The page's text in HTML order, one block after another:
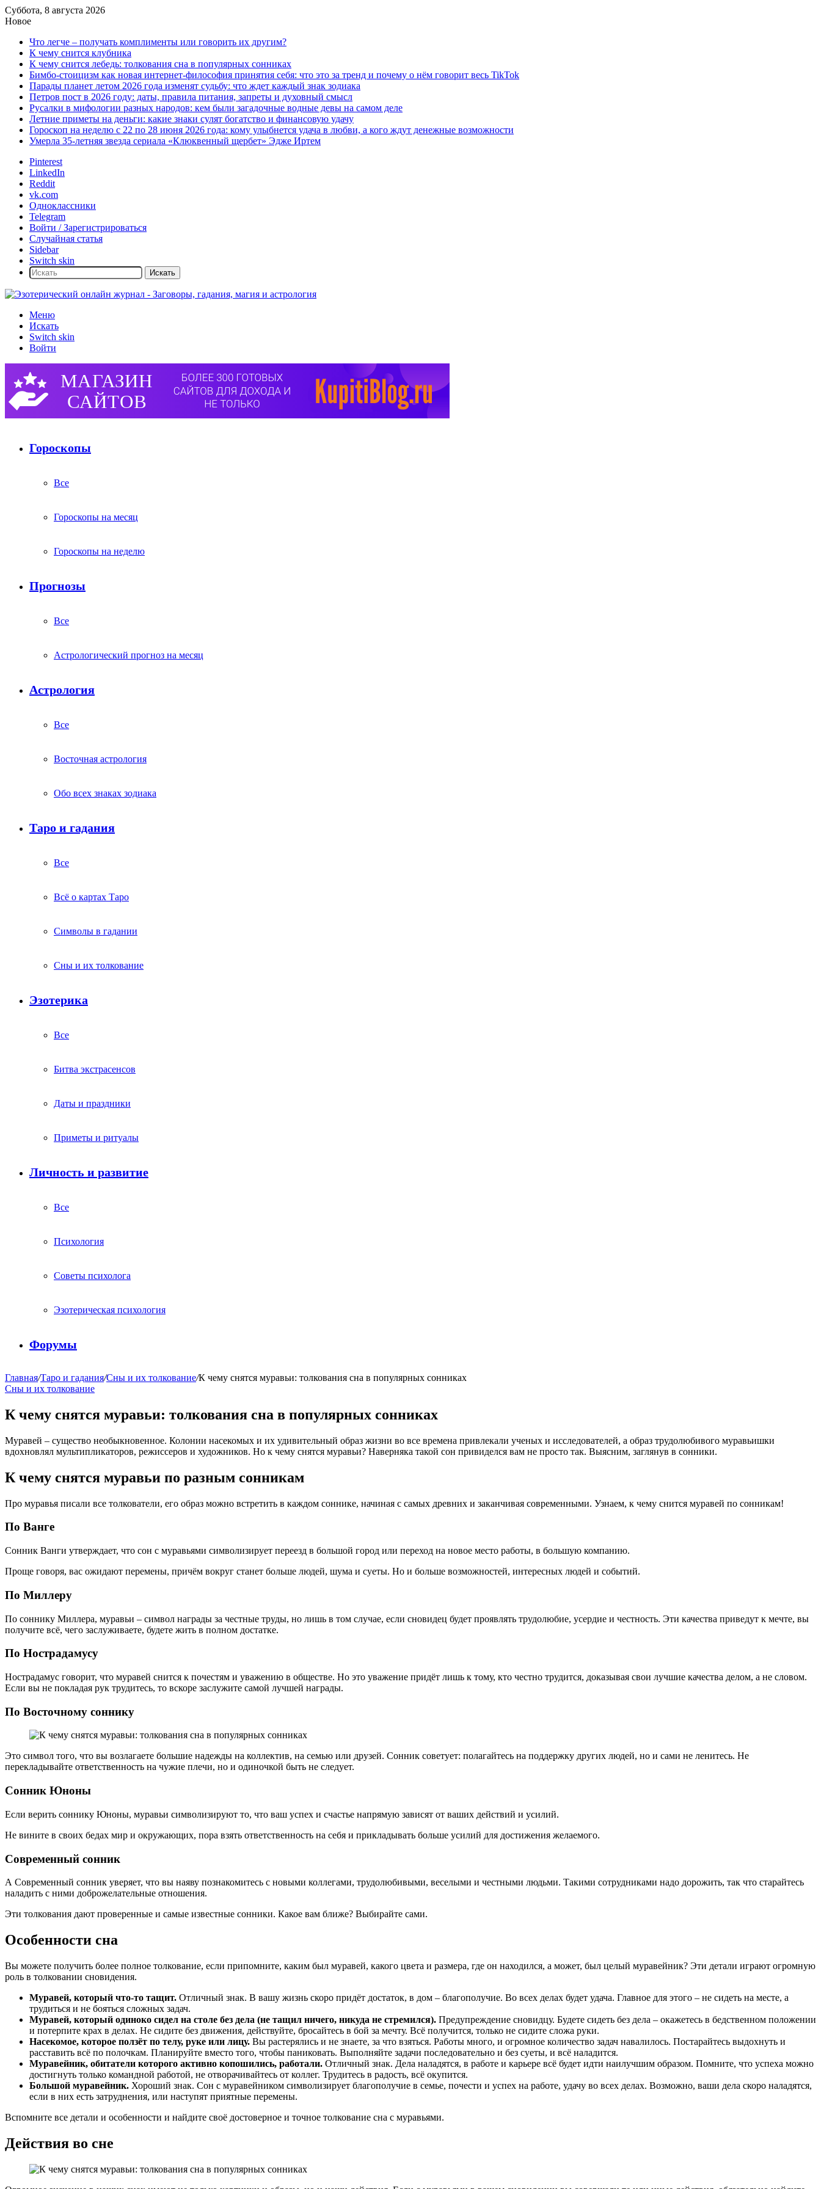
Суббота, 8 августа 2026
Новое
Что легче – получать комплименты или говорить их другим?
К чему снится клубника
К чему снится лебедь: толкования сна в популярных сонниках
Бимбо-стоицизм как новая интернет-философия принятия себя: что это за тренд и почему о нём говорит весь TikTok
Парады планет летом 2026 года изменят судьбу: что ждет каждый знак зодиака
Петров пост в 2026 году: даты, правила питания, запреты и духовный смысл
Русалки в мифологии разных народов: кем были загадочные водные девы на самом деле
Летние приметы на деньги: какие знаки сулят богатство и финансовую удачу
Гороскоп на неделю с 22 по 28 июня 2026 года: кому улыбнется удача в любви, а кого ждут денежные возможности
Умерла 35-летняя звезда сериала «Клюквенный щербет» Эдже Иртем
Pinterest
LinkedIn
Reddit
vk.com
Одноклассники
Telegram
Войти / Зарегистрироваться
Случайная статья
Sidebar
Switch skin
Искать
Меню
Искать
Switch skin
Войти
Гороскопы
Все
Гороскопы на месяц
Гороскопы на неделю
Прогнозы
Все
Астрологический прогноз на месяц
Астрология
Все
Восточная астрология
Обо всех знаках зодиака
Таро и гадания
Все
Всё о картах Таро
Символы в гадании
Сны и их толкование
Эзотерика
Все
Битва экстрасенсов
Даты и праздники
Приметы и ритуалы
Личность и развитие
Все
Психология
Советы психолога
Эзотерическая психология
Форумы
Главная/Таро и гадания/Сны и их толкование/К чему снятся муравьи: толкования сна в популярных сонниках
Сны и их толкование
К чему снятся муравьи: толкования сна в популярных сонниках
Муравей – существо необыкновенное. Колонии насекомых и их удивительный образ жизни во все времена привлекали ученых и исследователей, а образ трудолюбивого муравьишки
вдохновлял мультипликаторов, режиссеров и художников. Но к чему снятся муравьи? Наверняка такой сон привиделся вам не просто так. Выясним, заглянув в сонники.
К чему снятся муравьи по разным сонникам
Про муравья писали все толкователи, его образ можно встретить в каждом соннике, начиная с самых древних и заканчивая современными. Узнаем, к чему снится муравей по сонникам!
По Ванге
Сонник Ванги утверждает, что сон с муравьями символизирует переезд в большой город или переход на новое место работы, в большую компанию.
Проще говоря, вас ожидают перемены, причём вокруг станет больше людей, шума и суеты. Но и больше возможностей, интересных людей и событий.
По Миллеру
По соннику Миллера, муравьи – символ награды за честные труды, но лишь в том случае, если сновидец будет проявлять трудолюбие, усердие и честность. Эти качества приведут к мечте, вы
получите всё, чего заслуживаете, будете жить в полном достатке.
По Нострадамусу
Нострадамус говорит, что муравей снится к почестям и уважению в обществе. Но это уважение придёт лишь к тому, кто честно трудится, доказывая свои лучшие качества делом, а не словом.
Если вы не покладая рук трудитесь, то вскоре заслужите самой лучшей награды.
По Восточному соннику
Это символ того, что вы возлагаете большие надежды на коллектив, на семью или друзей. Сонник советует: полагайтесь на поддержку других людей, но и сами не ленитесь. Не
перекладывайте ответственность на чужие плечи, но и одиночкой быть не следует.
Сонник Юноны
Если верить соннику Юноны, муравьи символизируют то, что ваш успех и счастье напрямую зависят от ваших действий и усилий.
Не вините в своих бедах мир и окружающих, пора взять ответственность на себя и прикладывать больше усилий для достижения желаемого.
Современный сонник
А Современный сонник уверяет, что вы наяву познакомитесь с новыми коллегами, трудолюбивыми, веселыми и честными людьми. Такими сотрудниками надо дорожить, так что старайтесь
наладить с ними доброжелательные отношения.
Эти толкования дают проверенные и самые известные сонники. Какое вам ближе? Выбирайте сами.
Особенности сна
Вы можете получить более полное толкование, если припомните, каким был муравей, какого цвета и размера, где он находился, а может, был целый муравейник? Эти детали играют огромную
роль в толковании сновидения.
Муравей, который что-то тащит. Отличный знак. В вашу жизнь скоро придёт достаток, в дом – благополучие. Во всех делах будет удача. Главное для этого – не сидеть на месте, а
трудиться и не бояться сложных задач.
Муравей, который одиноко сидел на столе без дела (не тащил ничего, никуда не стремился). Предупреждение сновидцу. Будете сидеть без дела – окажетесь в бедственном положении
и потерпите крах в делах. Не сидите без движения, действуйте, бросайтесь в бой за мечту. Всё получится, только не сидите сложа руки.
Насекомое, которое ползёт по телу, руке или лицу. Вы растерялись и не знаете, за что взяться. Работы много, и огромное количество задач навалилось. Постарайтесь выдохнуть и
расставить всё по полочкам. Планируйте вместо того, чтобы паниковать. Выполняйте задачи последовательно и без суеты, и всё наладится.
Муравейник, обитатели которого активно копошились, работали. Отличный знак. Дела наладятся, в работе и карьере всё будет идти наилучшим образом. Помните, что успеха можно
достигнуть только командной работой, не отворачивайтесь от коллег. Трудитесь в радость, всё окупится.
Большой муравейник. Хороший знак. Сон с муравейником символизирует благополучие в семье, почести и успех на работе, удачу во всех делах. Возможно, ваши дела скоро наладятся,
если в них есть затруднения, или наступят приятные перемены.
Вспомните все детали и особенности и найдите своё достоверное и точное толкование сна с муравьями.
Действия во сне